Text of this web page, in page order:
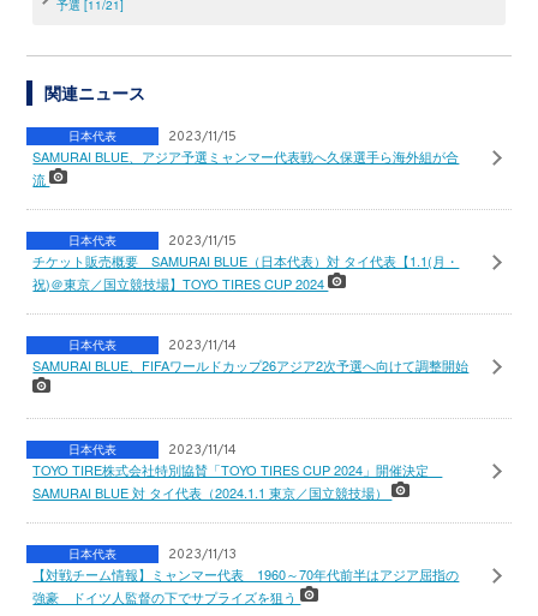
予選 [11/21]
関連ニュース
日本代表 2023/11/15
SAMURAI BLUE、アジア予選ミャンマー代表戦へ久保選手ら海外組が合
流
日本代表 2023/11/15
チケット販売概要 SAMURAI BLUE（日本代表）対 タイ代表【1.1(月・
祝)＠東京／国立競技場】TOYO TIRES CUP 2024
日本代表 2023/11/14
SAMURAI BLUE、FIFAワールドカップ26アジア2次予選へ向けて調整開始
日本代表 2023/11/14
TOYO TIRE株式会社特別協賛「TOYO TIRES CUP 2024」開催決定
SAMURAI BLUE 対 タイ代表（2024.1.1 東京／国立競技場）
日本代表 2023/11/13
【対戦チーム情報】ミャンマー代表 1960～70年代前半はアジア屈指の
強豪 ドイツ人監督の下でサプライズを狙う